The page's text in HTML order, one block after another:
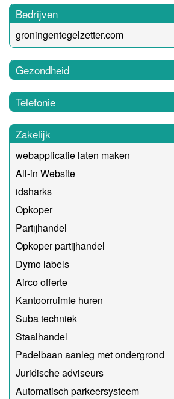
Bedrijven
groningentegelzetter.com
Gezondheid
Telefonie
Zakelijk
webapplicatie laten maken
All-in Website
idsharks
Opkoper
Partijhandel
Opkoper partijhandel
Dymo labels
Airco offerte
Kantoorruimte huren
Suba techniek
Staalhandel
Padelbaan aanleg met ondergrond
Juridische adviseurs
Automatisch parkeersysteem